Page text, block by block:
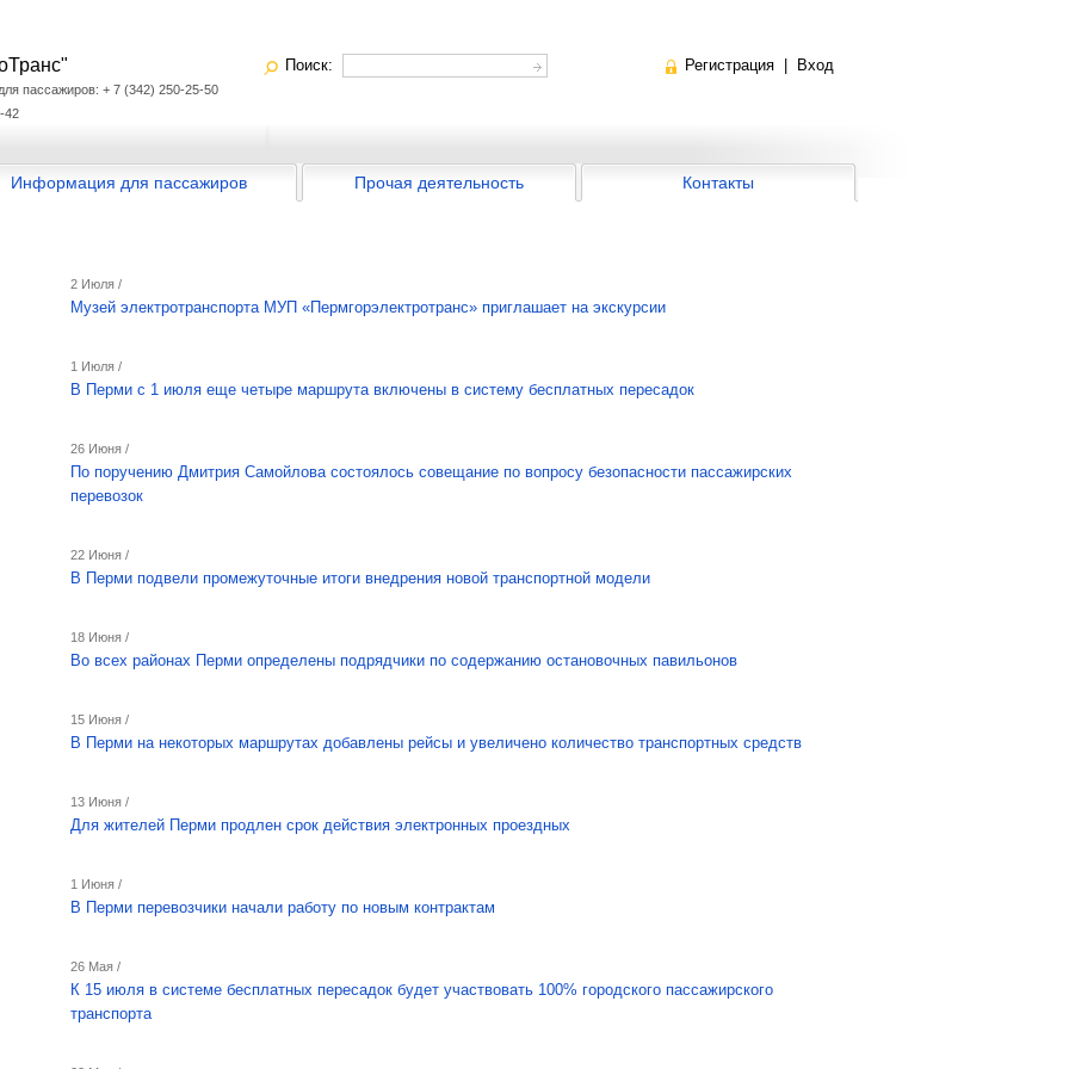
пассажиров: + 7 (342) 250-25-50
42
Поиск: Регистрация Вход
Информация для пассажиров Прочая деятельность Контакты
2 Июля /
Музей электротранспорта МУП «Пермгорэлектротранс» приглашает на экскурсии
1 Июля /
В Перми с 1 июля еще четыре маршрута включены в систему бесплатных пересадок
26 Июня /
По поручению Дмитрия Самойлова состоялось совещание по вопросу безопасности пассажирских
перевозок
22 Июня /
В Перми подвели промежуточные итоги внедрения новой транспортной модели
18 Июня /
Во всех районах Перми определены подрядчики по содержанию остановочных павильонов
15 Июня /
В Перми на некоторых маршрутах добавлены рейсы и увеличено количество транспортных средств
13 Июня /
Для жителей Перми продлен срок действия электронных проездных
1 Июня /
В Перми перевозчики начали работу по новым контрактам
26 Мая /
К 15 июля в системе бесплатных пересадок будет участвовать 100% городского пассажирского
транспорта